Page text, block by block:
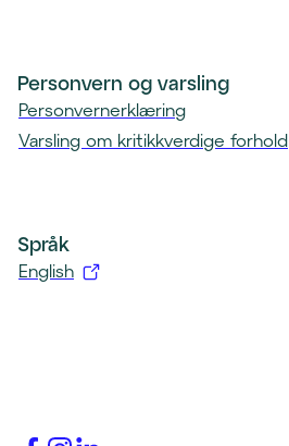
Personvern og varsling
Personvernerklæring
Varsling om kritikkverdige forhold
Språk
English